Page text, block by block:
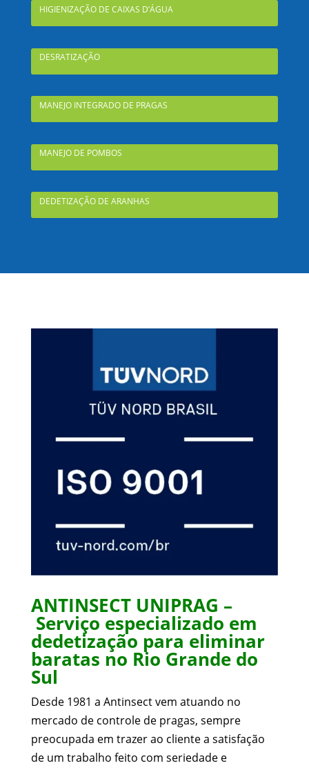
HIGIENIZAÇÃO DE CAIXAS D’ÁGUA
DESRATIZAÇÃO
MANEJO INTEGRADO DE PRAGAS
MANEJO DE POMBOS
DEDETIZAÇÃO DE ARANHAS
ANTINSECT UNIPRAG –
Serviço especializado em
dedetização para eliminar
baratas no Rio Grande do
Sul
Desde 1981 a Antinsect vem atuando no
mercado de controle de pragas, sempre
preocupada em trazer ao cliente a satisfação
de um trabalho feito com seriedade e